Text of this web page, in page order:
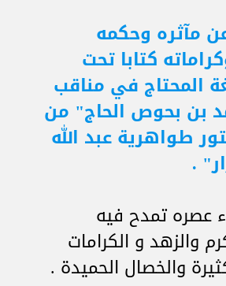
مآثره وحكمه
كتابا تحت
المحتاج في مناقب
بن بحوص الحاج" من
طواهرية عبد الله
.
عصره تمدح فيه
والزهد و الكرامات
والخصال الحميدة .